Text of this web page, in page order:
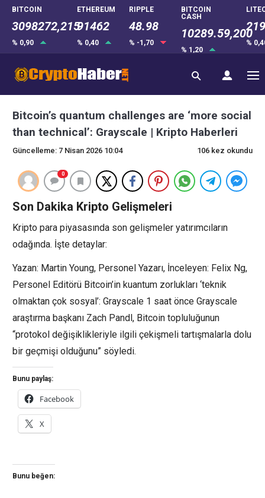
BITCOIN
3098272,215
% 0,90
ETHEREUM
91462
% 0,40
RIPPLE
48.98
% -1,70
BITCOIN
CASH
10289.59,200
% 1,20
%
Bitcoin’s quantum challenges are ‘more social
than technical’: Grayscale | Kripto Haberleri
Güncelleme: 7 Nisan 2026 10:04 106 kez okundu
0
Son Dakika Kripto Gelişmeleri
Kripto para piyasasında son gelişmeler yatırımcıların
odağında. İşte detaylar:
Yazan: Martin Young, Personel Yazarı, İnceleyen: Felix Ng,
Personel Editörü Bitcoin’in kuantum zorlukları ‘teknik
olmaktan çok sosyal’: Grayscale 1 saat önce Grayscale
araştırma başkanı Zach Pandl, Bitcoin topluluğunun
“protokol değişiklikleriyle ilgili çekişmeli tartışmalarla dolu
bir geçmişi olduğunu” söyledi.
Bunu paylaş:
Facebook
X
Bunu beğen: